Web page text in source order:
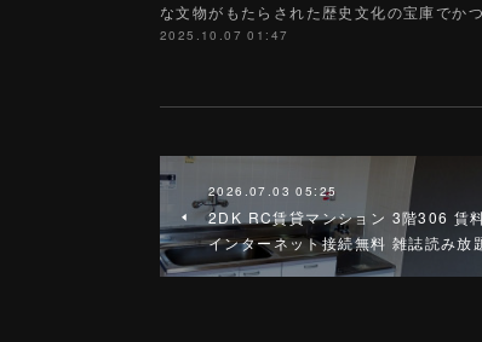
な文物がもたらされた歴史文化の宝庫でか
2025.10.07 01:47
2026.07.03 05:25
2DK RC賃貸マンション 3階306 賃
インターネット接続無料 雑誌読み放